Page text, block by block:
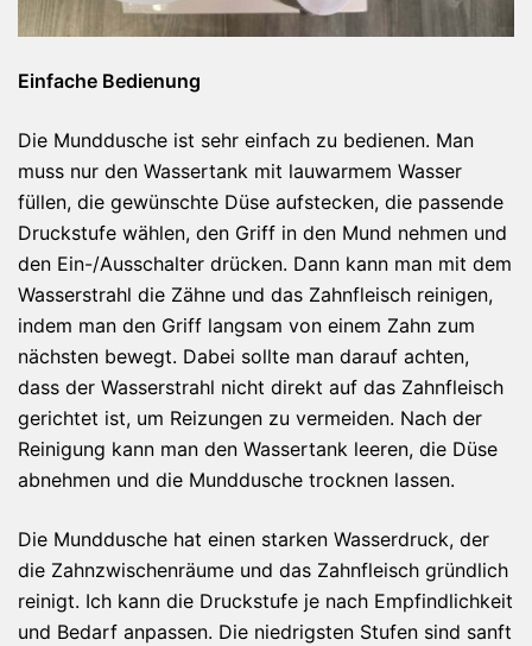
Einfache Bedienung
Die Munddusche ist sehr einfach zu bedienen. Man
muss nur den Wassertank mit lauwarmem Wasser
füllen, die gewünschte Düse aufstecken, die passende
Druckstufe wählen, den Griff in den Mund nehmen und
den Ein-/Ausschalter drücken. Dann kann man mit dem
Wasserstrahl die Zähne und das Zahnfleisch reinigen,
indem man den Griff langsam von einem Zahn zum
nächsten bewegt. Dabei sollte man darauf achten,
dass der Wasserstrahl nicht direkt auf das Zahnfleisch
gerichtet ist, um Reizungen zu vermeiden. Nach der
Reinigung kann man den Wassertank leeren, die Düse
abnehmen und die Munddusche trocknen lassen.
Die Munddusche hat einen starken Wasserdruck, der
die Zahnzwischenräume und das Zahnfleisch gründlich
reinigt. Ich kann die Druckstufe je nach Empfindlichkeit
und Bedarf anpassen. Die niedrigsten Stufen sind sanft